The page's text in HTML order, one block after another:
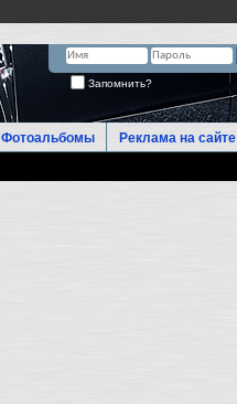
Запомнить?
Фотоальбомы Реклама на сайте